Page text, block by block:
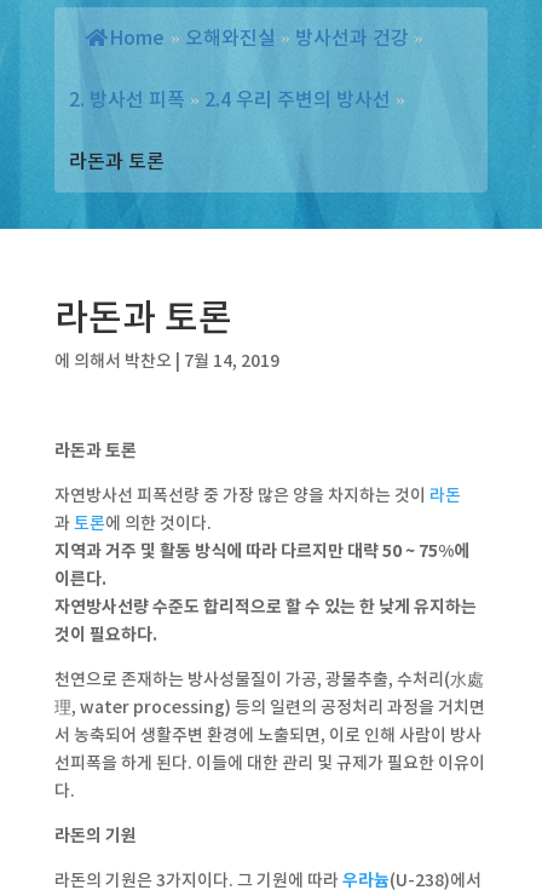
Home » 오해와진실 » 방사선과 건강 »
2. 방사선 피폭 » 2.4 우리 주변의 방사선 »
라돈과 토론
라돈과 토론
에 의해서 박찬오| 7월 14, 2019
라돈과 토론
자연방사선 피폭선량 중 가장 많은 양을 차지하는 것이 라돈
과토론에 의한 것이다.
지역과 거주 및 활동 방식에 따라 다르지만 대략 50 ~ 75%에
이른다.
자연방사선량 수준도 합리적으로 할 수 있는 한 낮게 유지하는
것이 필요하다.
천연으로 존재하는 방사성물질이 가공, 광물추출, 수처리(水處
理, water processing) 등의 일련의 공정처리 과정을 거치면
서 농축되어 생활주변 환경에 노출되면, 이로 인해 사람이 방사
선피폭을 하게 된다. 이들에 대한 관리 및 규제가 필요한 이유이
다.
라돈의 기원
라돈의 기원은 3가지이다. 그 기원에 따라우라늄(U-238)에서